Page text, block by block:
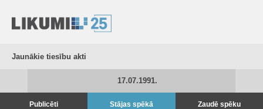
Jaunākie tiesību akti
17.07.1991.
Publicēti Stājas spēkā Zaudē spēku